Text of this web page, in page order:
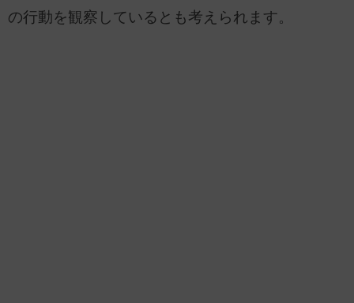
の行動を観察しているとも考えられます。